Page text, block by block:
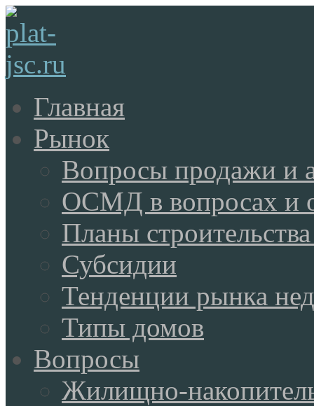
Главная
Рынок
Вопросы продажи и
ОСМД в вопросах и
Планы
Субсидии
Тенденции рынка
Типы домов
Вопросы
Жилищно-